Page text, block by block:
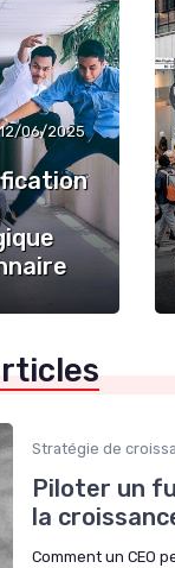
12/06/2025
Stratégie de
Piloter un
la
Comment un CEO